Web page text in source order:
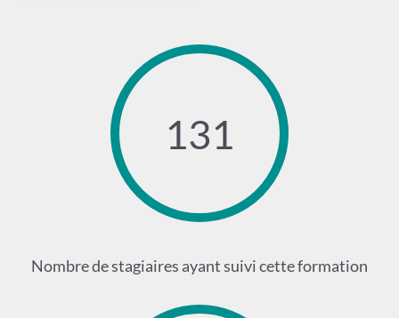
131
Nombre de stagiaires ayant suivi cette formation